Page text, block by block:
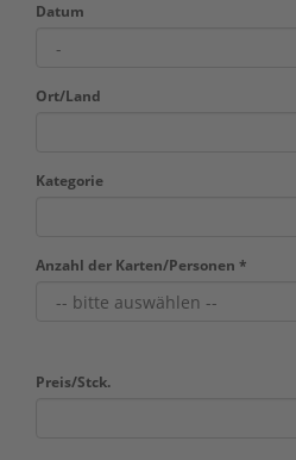
Datum
Ort/Land
Kategorie
Anzahl der Karten/Personen *
Preis/Stck.